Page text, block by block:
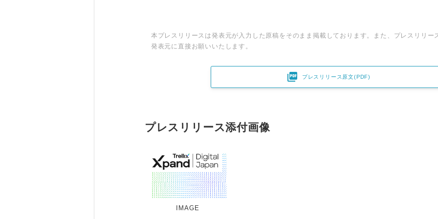
本プレスリリースは発表元が入力した原稿をそのまま掲載しております。また、プレスリリー
発表元に直接お願いいたします。
 プレスリリース原文(PDF)
プレスリリース添付画像
IMAGE